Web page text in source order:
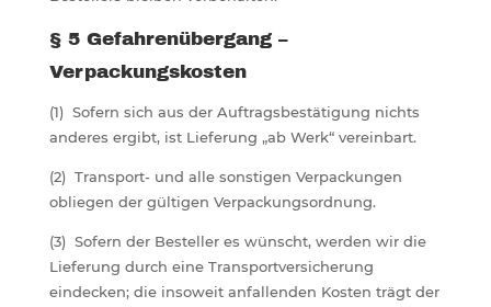
§ 5 Gefahrenübergang –
Verpackungskosten
(1) Sofern sich aus der Auftragsbestätigung nichts
anderes ergibt, ist Lieferung „ab Werk“ vereinbart.
(2) Transport- und alle sonstigen Verpackungen
obliegen der gültigen Verpackungsordnung.
(3) Sofern der Besteller es wünscht, werden wir die
Lieferung durch eine Transportversicherung
eindecken; die insoweit anfallenden Kosten trägt der